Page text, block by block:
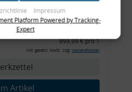
+ 8G0945225C
999,99 €
999,99 € pro 1
inkl. gesetzl. MwSt., zzgl. Versandkosten
Artikel
der Dienste gesammelt haben
Geräte). Ihre Einwilligung zur
und Pixeln können Sie jederzeit
auf den Datenschutz-Button links
entsprechenden Anpassungen
vornehmen.
auf Informationen auf einem Endgerät
Impressum
Platform Powered by Tracking-
Expert